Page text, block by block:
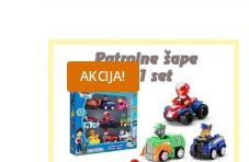
AKCIJA!